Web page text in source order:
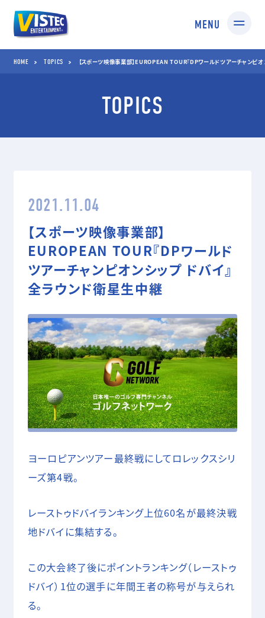
MENU
HOME TOPICS
TV番組/Web配信/DVD
など映像企画・制作
スタジオ部
ドールアップ
05 SHOOTING
撮影技術・編集・MA
COMPANY RECRUIT CONTACT
HOME TOPICS 【スポーツ映像事業部】EUROPEAN TOUR『DPワールドツアーチャンピ
TOPICS
2021.11.04
【スポーツ映像事業部】
EUROPEAN TOUR『DPワールド
ツアーチャンピオンシップ ドバイ』
全ラウンド衛星生中継
ヨーロピアンツアー最終戦にしてロレックスシリ
ーズ第4戦。
レーストゥドバイランキング上位60名が最終決戦
地ドバイに集結する。
この大会終了後にポイントランキング（レーストゥ
ドバイ）1位の選手に年間王者の称号が与えられ
る。